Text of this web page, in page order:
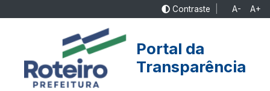
Contraste A- A+
Portal da
Transparência